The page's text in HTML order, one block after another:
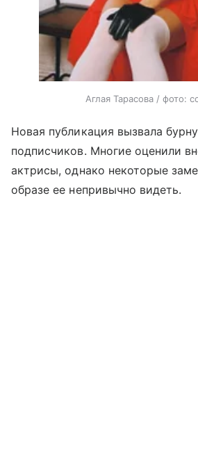
Аглая Тарасова / фото:
Новая публикация вызвала
подписчиков. Многие оценили
актрисы, однако некоторые
образе ее непривычно видеть.